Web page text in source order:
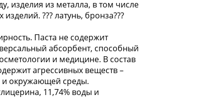
изделия из металла, в том числе
??? латунь, бронза???
Паста не содержит
абсорбент, способный
и медицине. В состав
агрессивных веществ –
и окружающей среды.
11,74% воды и